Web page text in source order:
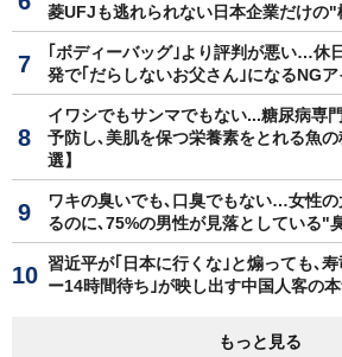
菱UFJも逃れられない日本企業だけの
｢ボディーバッグ｣より評判が悪い…休
発で｢だらしないお父さん｣になるNGア
イワシでもサンマでもない...糖尿病専
予防し､美肌を保つ栄養素をとれる魚
選】
ワキの臭いでも､口臭でもない…女性
るのに､75%の男性が見落としている"
習近平が｢日本に行くな｣と煽っても､
ー14時間待ち｣が映し出す中国人客の
もっと見る